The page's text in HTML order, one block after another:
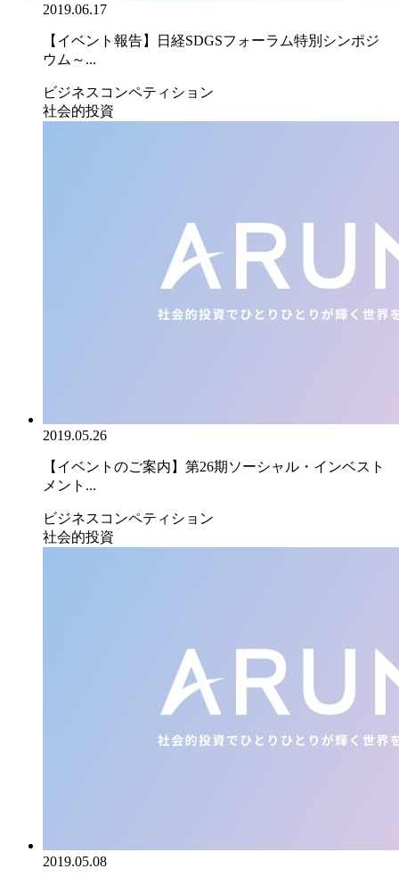
2019.06.17
【イベント報告】日経SDGSフォーラム特別シンポジ
ウム～...
ビジネスコンペティション
社会的投資
2019.05.26
【イベントのご案内】第26期ソーシャル・インベスト
メント...
ビジネスコンペティション
社会的投資
2019.05.08